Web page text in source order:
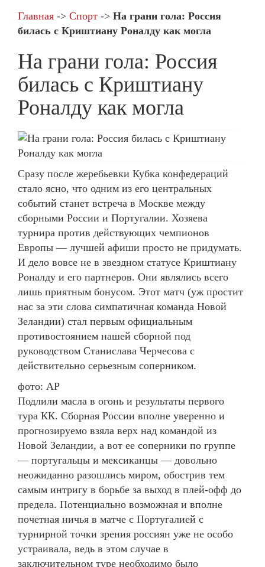
Главная -> Спорт -> На грани гола: Россия
билась с Криштиану Роналду как могла
На грани гола: Россия
билась с Криштиану
Роналду как могла
Сразу после жеребьевки Кубка конфедераций
стало ясно, что одним из его центральных
событий станет встреча в Москве между
сборными России и Португалии. Хозяева
турнира против действующих чемпионов
Европы — лучшей афиши просто не придумать.
И дело вовсе не в звездном статусе Криштиану
Роналду и его партнеров. Они являлись всего
лишь приятным бонусом. Этот матч (уж простит
нас за эти слова симпатичная команда Новой
Зеландии) стал первым официальным
противостоянием нашей сборной под
руководством Станислава Черчесова с
действительно серьезным соперником.
фото: AP
Подлили масла в огонь и результаты первого
тура КК. Сборная России вполне уверенно и
прогнозируемо взяла верх над командой из
Новой Зеландии, а вот ее соперники по группе
— португальцы и мексиканцы — довольно
неожиданно разошлись миром, обострив тем
самым интригу в борьбе за выход в плей-офф до
предела. Потенциально возможная и вполне
почетная ничья в матче с Португалией с
турнирной точки зрения россиян уже не особо
устраивала, ведь в этом случае в
заключительном туре необходимо было